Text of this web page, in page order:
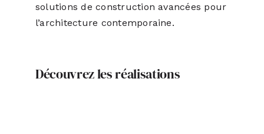
solutions de construction avancées pour
l’architecture contemporaine.
Découvrez les réalisations